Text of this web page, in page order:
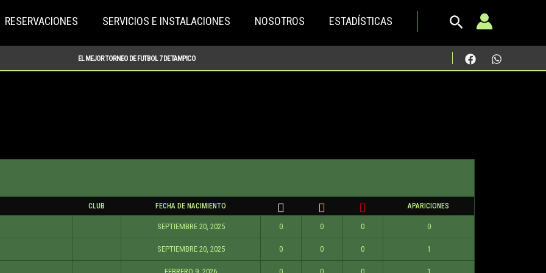
RESERVACIONES SERVICIOS E INSTALACIONES NOSOTROS ESTADÍSTICAS
EL MEJOR TORNEO DE FUTBOL 7 DE TAMPICO
CLUB FECHA DE NACIMIENTO APARICIONES
SEPTIEMBRE 20, 2025 0 0 0 0
SEPTIEMBRE 20, 2025 0 0 0 1